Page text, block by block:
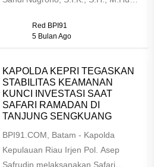
Koordinasi Lintas Sektoral...
Red BPI91
5 Bulan Ago
KAPOLDA KEPRI TEGASKAN
STABILITAS KEAMANAN
KUNCI INVESTASI SAAT
SAFARI RAMADAN DI
TANJUNG SENGKUANG
BPI91.COM, Batam - Kapolda
Kepulauan Riau Irjen Pol. Asep
Safrudin melaksanakan Safari